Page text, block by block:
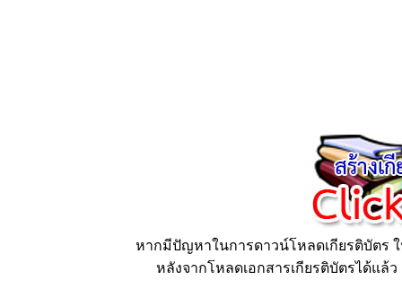
หากมีปัญหาในการดาวน์โหลดเกียรติบัตร
หลังจากโหลดเอกสารเกียรติบัตรได้แล้